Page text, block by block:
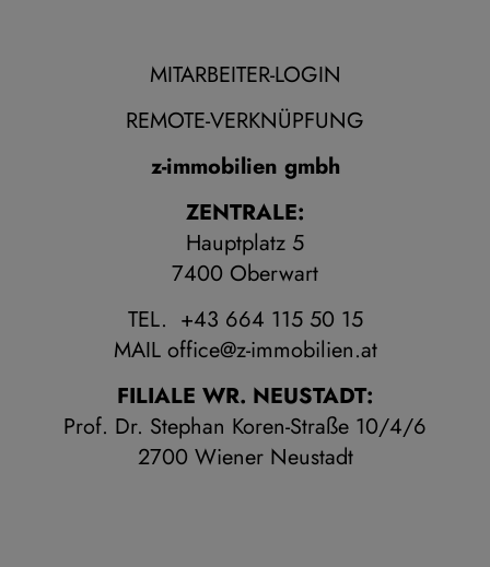
MITARBEITER-LOGIN
REMOTE-VERKNÜPFUNG
z-immobilien gmbh
ZENTRALE:
Hauptplatz 5
7400 Oberwart
TEL. +43 664 115 50 15
MAIL office@z-immobilien.at
FILIALE WR. NEUSTADT:
Prof. Dr. Stephan Koren-Straße 10/4/6
2700 Wiener Neustadt